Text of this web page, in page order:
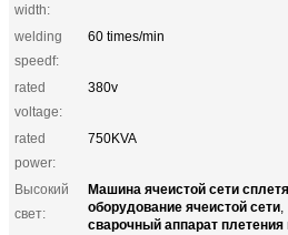
width:
welding
speedf:
60 times/min
rated
voltage:
380v
rated
power:
750KVA
Высокий
свет:
Машина ячеистой сети сплетя
оборудование ячеистой сети,
сварочный аппарат